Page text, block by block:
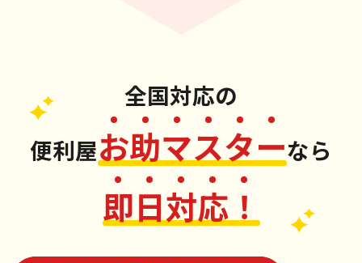
全国対応の
便利屋お助マスターなら
即日対応！